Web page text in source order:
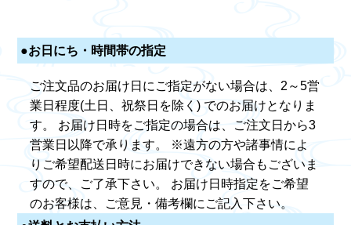
●お日にち・時間帯の指定
ご注文品のお届け日にご指定がない場合は、2～5営
業日程度(土日、祝祭日を除く) でのお届けとなりま
す。 お届け日時をご指定の場合は、ご注文日から3
営業日以降で承ります。 ※遠方の方や諸事情によ
りご希望配送日時にお届けできない場合もございま
すので、ご了承下さい。 お届け日時指定をご希望
のお客様は、ご意見・備考欄にご記入下さい。